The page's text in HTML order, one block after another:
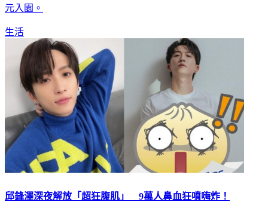
元入園。
生活
邱鋒澤深夜解放「超狂腹肌」 9萬人鼻血狂噴嗨炸！